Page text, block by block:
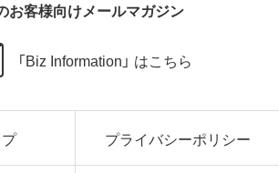
お客様向けメールマガジン
「Biz Information」 はこちら
プライバシーポリシー